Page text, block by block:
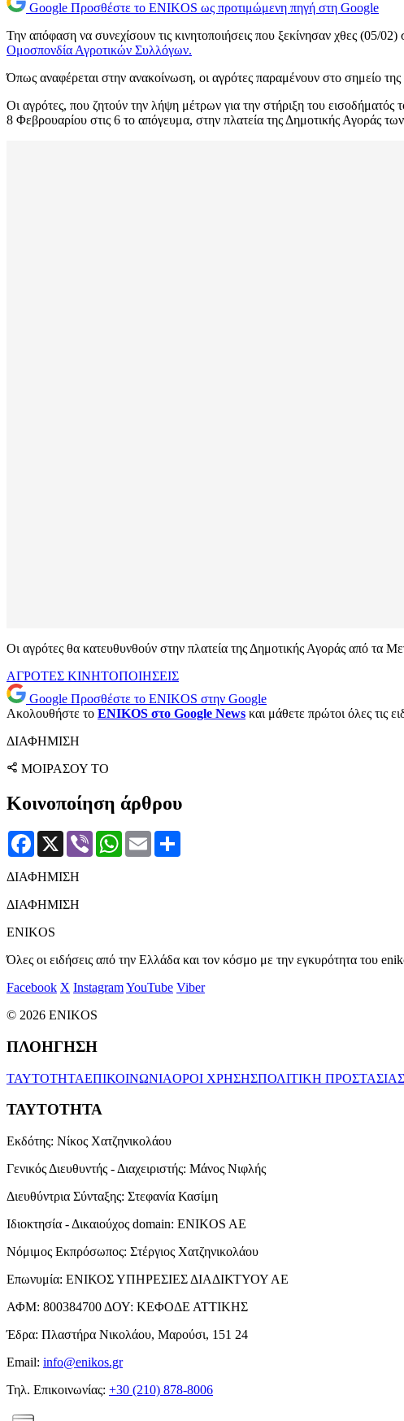
Google Προσθέστε το ENIKOS ως προτιμώμενη πηγή στη Google
Την απόφαση να συνεχίσουν τις κινητοποιήσεις που ξεκίνησαν χθες
Ομοσπονδία Αγροτικών Συλλόγων.
Όπως αναφέρεται στην ανακοίνωση, οι αγρότες παραμένουν στο σημείο
Οι αγρότες, που ζητούν την λήψη μέτρων για την στήριξη του
8 Φεβρουαρίου στις 6 το απόγευμα, στην πλατεία της Δημοτικής Αγοράς
Οι αγρότες θα κατευθυνθούν στην πλατεία της Δημοτικής Αγοράς από τα
ΑΓΡΟΤΕΣ ΚΙΝΗΤΟΠΟΙΗΣΕΙΣ
Google Προσθέστε το ENIKOS στην Google
Ακολουθήστε το ENIKOS στο Google News και μάθετε πρώτοι όλες τις
ΔΙΑΦΗΜΙΣΗ
ΜΟΙΡΑΣΟΥ ΤΟ
Κοινοποίηση άρθρου
Facebook
X Viber WhatsApp
Email
ΔΙΑΦΗΜΙΣΗ
ΔΙΑΦΗΜΙΣΗ
ENIKOS
Όλες οι ειδήσεις από την Ελλάδα και τον κόσμο με την εγκυρότητα του
Facebook X InstagramYouTube Viber
© 2026 ENIKOS
ΠΛΟΗΓΗΣΗ
ΤΑΥΤΟΤΗΤΑΕΠΙΚΟΙΝΩΝΙΑΟΡΟΙ ΧΡΗΣΗΣΠΟΛΙΤΙΚΗ
ΤΑΥΤΟΤΗΤΑ
Εκδότης: Νίκος Χατζηνικολάου
Γενικός Διευθυντής - Διαχειριστής: Μάνος Νιφλής
Διευθύντρια Σύνταξης: Στεφανία Κασίμη
Ιδιοκτησία - Δικαιούχος domain: ENIKOS AE
Νόμιμος Εκπρόσωπος: Στέργιος Χατζηνικολάου
Επωνυμία: ΕΝΙΚΟΣ ΥΠΗΡΕΣΙΕΣ ΔΙΑΔΙΚΤΥΟΥ ΑΕ
ΑΦΜ: 800384700 ΔΟΥ: ΚΕΦΟΔΕ ΑΤΤΙΚΗΣ
Έδρα: Πλαστήρα Νικολάου, Μαρούσι, 151 24
Email: info@enikos.gr
Τηλ. Επικοινωνίας: +30 (210) 878-8006